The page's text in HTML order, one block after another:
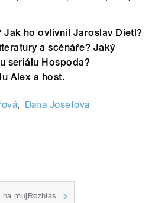
Jak ho ovlivnil Jaroslav Dietl?
a scénáře? Jaký
seriálu Hospoda?
Alex a host.
, Dana Josefová
mujRozhlas